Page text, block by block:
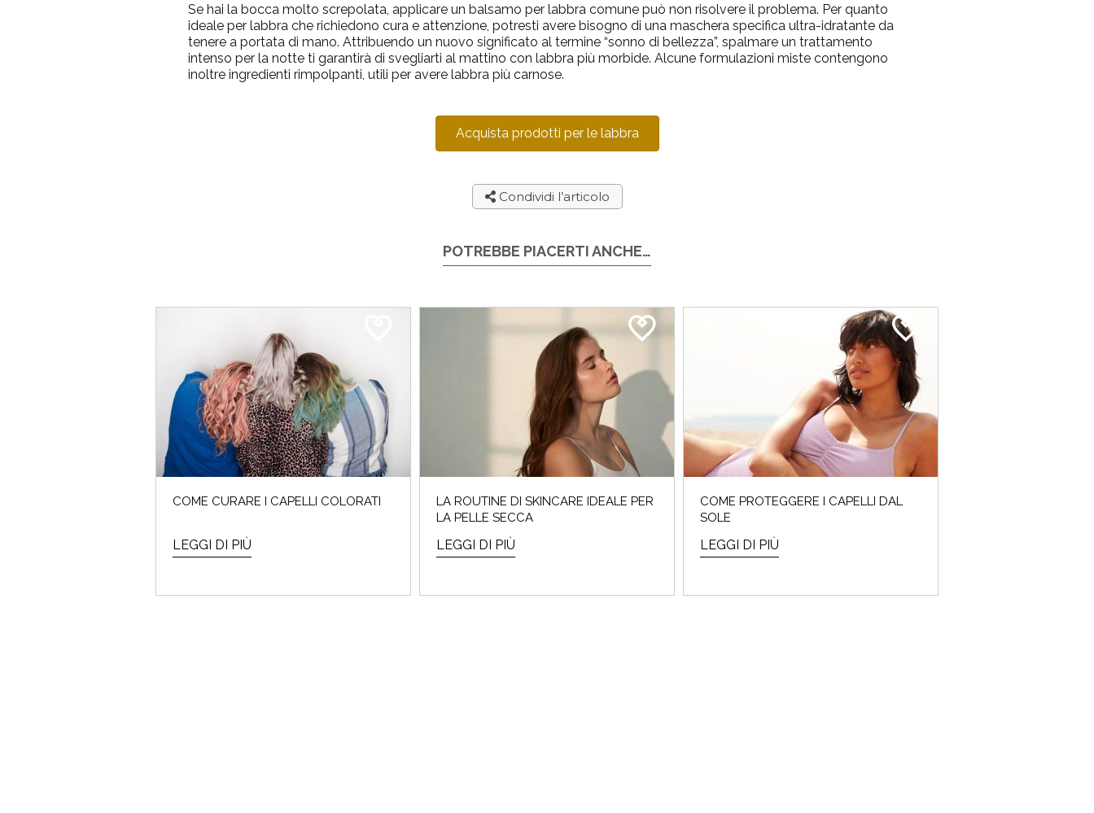
Se hai la bocca molto screpolata, applicare un balsamo per labbra comune può non risolvere il problema. Per quanto
ideale per labbra che richiedono cura e attenzione, potresti avere bisogno di una maschera specifica ultra-idratante da
tenere a portata di mano. Attribuendo un nuovo significato al termine “sonno di bellezza”, spalmare un trattamento
intenso per la notte ti garantirà di svegliarti al mattino con labbra più morbide. Alcune formulazioni miste contengono
inoltre ingredienti rimpolpanti, utili per avere labbra più carnose.
Acquista prodotti per le labbra
Condividi l’articolo
POTREBBE PIACERTI ANCHE…
COME CURARE I CAPELLI COLORATI
LEGGI DI PIÙ
LA ROUTINE DI SKINCARE IDEALE PER
LA PELLE SECCA
LEGGI DI PIÙ
COME PROTEGGERE I CAPELLI DAL
SOLE
LEGGI DI PIÙ